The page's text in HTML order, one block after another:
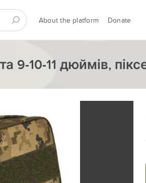
About the platform Donate
9-10-11 дюймів,